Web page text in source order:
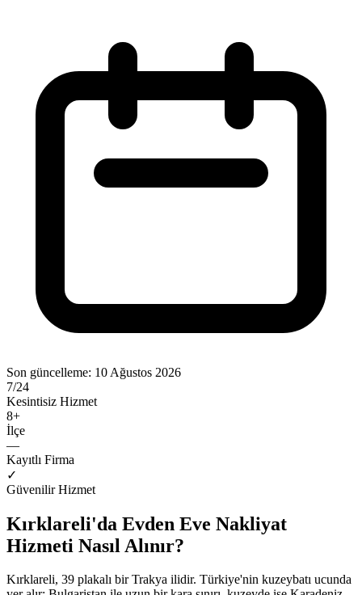
Son güncelleme: 10 Ağustos 2026
7/24
Kesintisiz Hizmet
8+
İlçe
—
Kayıtlı Firma
✓
Güvenilir Hizmet
Kırklareli'da Evden Eve Nakliyat
Hizmeti Nasıl Alınır?
Kırklareli, 39 plakalı bir Trakya ilidir. Türkiye'nin kuzeybatı ucunda